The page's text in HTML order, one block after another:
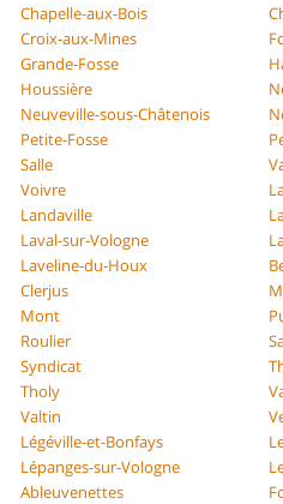
Chapelle-aux-Bois
Croix-aux-Mines
Grande-Fosse
Houssière
Neuveville-sous-Châtenois
Petite-Fosse
Salle
Voivre
Landaville
Laval-sur-Vologne
Laveline-du-Houx
Clerjus
Mont
Roulier
Syndicat
Tholy
Valtin
Légéville-et-Bonfays
Lépanges-sur-Vologne
Ableuvenettes